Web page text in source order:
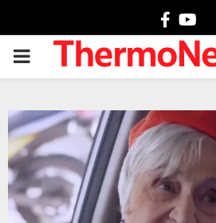
PRIMARY